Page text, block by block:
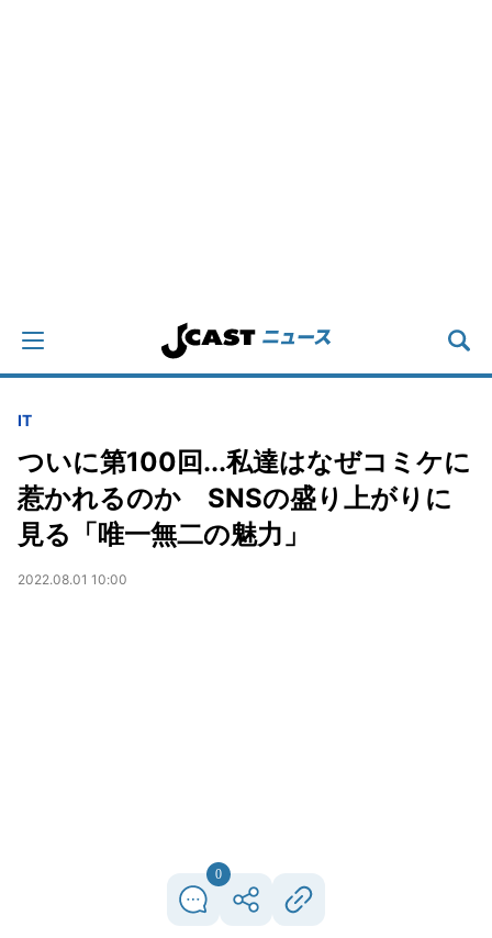
IT
ついに第100回...私達はなぜコミケに
惹かれるのか SNSの盛り上がりに
見る「唯一無二の魅力」
2022.08.01 10:00
0